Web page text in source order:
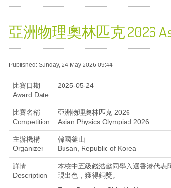
亞洲物理奧林匹克 2026
Published: Sunday, 24 May 2026 09:44
比賽日期
Award Date
2025-05-24
比賽名稱
Competition
亞洲物理奧林匹克 2026
Asian Physics Olympiad 2026
主辦機構
Organizer
韓國釜山
Busan, Republic of Korea
詳情
Description
本校中五級錢浩懿同學入選香港代表
現出色，獲得銅獎。